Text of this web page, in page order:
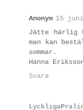
Anonym 15
Jätte härlig
man kan
sommar.
Hanna
Svara